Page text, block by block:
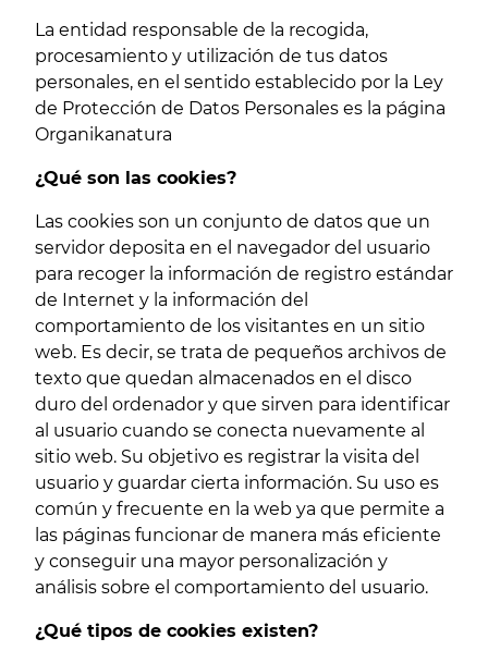
La entidad responsable de la recogida,
procesamiento y utilización de tus datos
personales, en el sentido establecido por la Ley
de Protección de Datos Personales es la página
Organikanatura
¿Qué son las cookies?
Las cookies son un conjunto de datos que un
servidor deposita en el navegador del usuario
para recoger la información de registro estándar
de Internet y la información del
comportamiento de los visitantes en un sitio
web. Es decir, se trata de pequeños archivos de
texto que quedan almacenados en el disco
duro del ordenador y que sirven para identificar
al usuario cuando se conecta nuevamente al
sitio web. Su objetivo es registrar la visita del
usuario y guardar cierta información. Su uso es
común y frecuente en la web ya que permite a
las páginas funcionar de manera más eficiente
y conseguir una mayor personalización y
análisis sobre el comportamiento del usuario.
¿Qué tipos de cookies existen?